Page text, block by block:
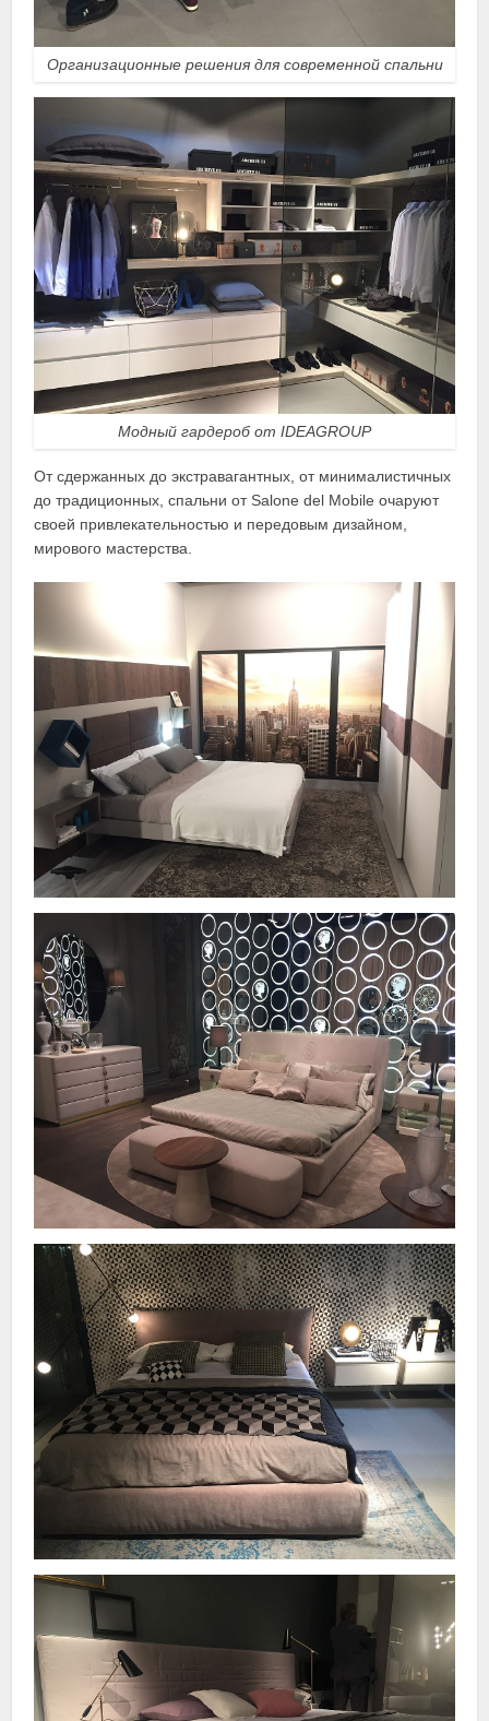
Организационные решения для современной спальни
Модный гардероб от IDEAGROUP
От сдержанных до экстравагантных, от минималистичных
до традиционных, спальни от Salone del Mobile очаруют
своей привлекательностью и передовым дизайном,
мирового мастерства.